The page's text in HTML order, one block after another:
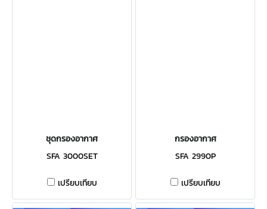
ชุดกรองอากาศ
SFA 3000SET
เปรียบเทียบ
กรองอากาศ
SFA 2990P
เปรียบเทียบ